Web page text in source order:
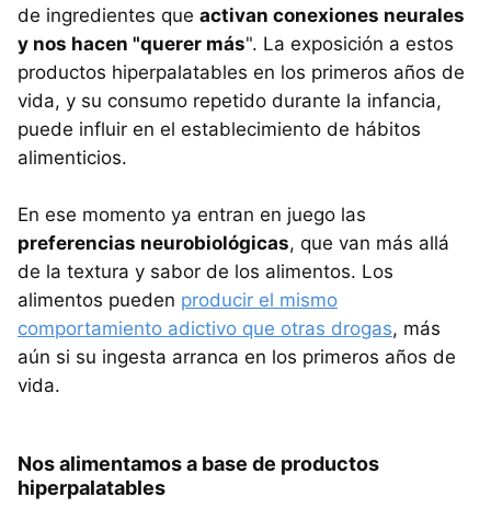
de ingredientes que activan conexiones neurales
y nos hacen "querer más". La exposición a estos
productos hiperpalatables en los primeros años de
vida, y su consumo repetido durante la infancia,
puede influir en el establecimiento de hábitos
alimenticios.
En ese momento ya entran en juego las
preferencias neurobiológicas, que van más allá
de la textura y sabor de los alimentos. Los
alimentos pueden producir el mismo
comportamiento adictivo que otras drogas, más
aún si su ingesta arranca en los primeros años de
vida.
Nos alimentamos a base de productos
hiperpalatables